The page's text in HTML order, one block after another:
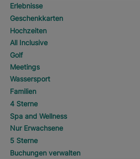
Erlebnisse
Geschenkkarten
Hochzeiten
All Inclusive
Golf
Meetings
Wassersport
Familien
4 Sterne
Spa and Wellness
Nur Erwachsene
5 Sterne
Buchungen verwalten